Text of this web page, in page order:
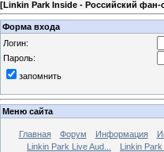
[Linkin Park Inside - Российский фан-
Форма входа
Логин:
Пароль:
запомнить
Меню сайта
Главная Форум Информация
Linkin Park Live Aud...
Linkin Park